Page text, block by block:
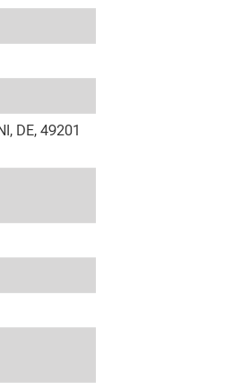
DE, 49201